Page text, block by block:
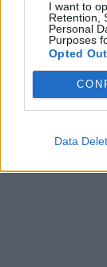
I want to
Retention,
Personal
Purposes
Opted Out
Data